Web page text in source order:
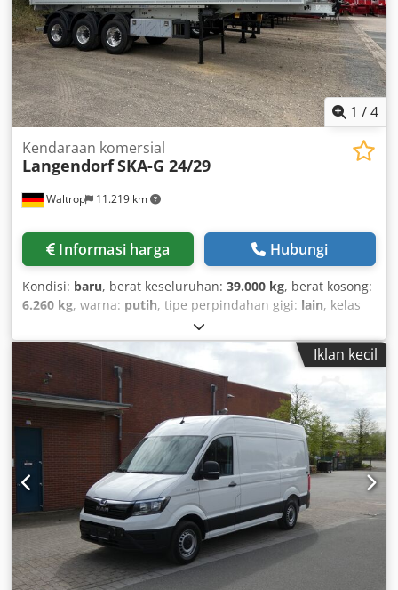
1 /4
Waltrop 11.219 km
Kendaraan komersial
LangendorfSKA-G 24/29
Informasi harga Hubungi
Kondisi: baru, berat keseluruhan: 39.000 kg, berat kosong:
6.260 kg, warna: putih, tipe perpindahan gigi: lain, kelas
, Tahun pembuatan:
maksimum:32.740 kg, suspensi:udara, volume ruang
, panjang ruang muatan: 9.400 mm , lebar
ruang muat:
2.440 mm , tinggi ruang muatan:2.200 mm
ukuran ban belakang:
385/65 R 22.5
, kabin pengemudi:
lain
, jarak roda:1.310 mm, Perlengkapan:ABS,
Iklan kecil